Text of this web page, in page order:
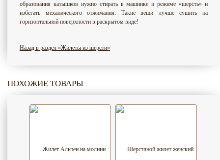
образования катышков нужно стирать в машинке в режиме «шерсть» и
избегать механического отжимания. Такие вещи лучше сушить на
горизонтальной поверхности в раскрытом виде!
Назад в раздел «Жилеты из шерсти»
ПОХОЖИЕ ТОВАРЫ